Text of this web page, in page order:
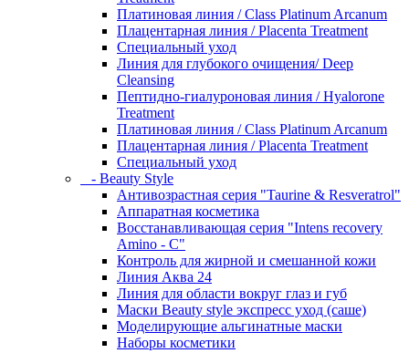
Платиновая линия / Class Platinum Arcanum
Плацентарная линия / Placenta Treatment
Специальный уход
Линия для глубокого очищения/ Deep
Cleansing
Пептидно-гиалуроновая линия / Hyalorone
Treatment
Платиновая линия / Class Platinum Arcanum
Плацентарная линия / Placenta Treatment
Специальный уход
- Beauty Style
Антивозрастная серия "Taurine & Resveratrol"
Аппаратная косметика
Восстанавливающая серия "Intens recovery
Amino - C"
Контроль для жирной и смешанной кожи
Линия Аква 24
Линия для области вокруг глаз и губ
Маски Beauty style экспресс уход (саше)
Моделирующие альгинатные маски
Наборы косметики